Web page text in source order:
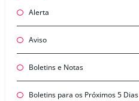
Alerta
Aviso
Boletins e Notas
Boletins para os Próximos 5 Dias